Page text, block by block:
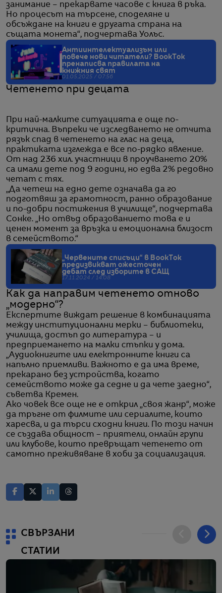
занимание – прекарвате часове с книга в ръка.
Но процесът на търсене, споделяне и
обсъждане на книги е другата страна на
същата монета“, подчертава Уолъс.
Антиинтелектуализъм или
повече нови читатели? BookTok
пренаписва правилата на
книжния свят
01.05.2025 / 07:56
Четенето при децата
При най-малките ситуацията е още по-
критична. Въпреки че изследването не отчита
рязък спад в четенето на глас на деца,
практиката изглежда е все по-рядко явление.
От над 236 хил. участници в проучването 20%
са имали дете под 9 години, но едва 2% редовно
четат с тях.
„Да четеш на едно дете означава да го
подготвяш за грамотност, ранно образование
и по-добри постижения в училище“, подчертава
Сонке. „Но отвъд образованието това е и
ценен момент за връзка и емоционална близост
в семейството.“
„Червените списъци“ в BookTok
предизвикват ожесточен
дебат след изборите в САЩ
17.11.2024 / 14:08
Как да направим четенето отново
„модерно“?
Експертите виждат решение в комбинацията
между институционални мерки – библиотеки,
училища, достъп до литература – и
предприемането на малки стъпки у дома.
„Аудиокнигите или електронните книги са
напълно приемливи. Важното е да има време,
прекарано без устройства, когато
семейството може да седне и да чете заедно“,
съветва Кремен.
Ако човек все още не е открил „своя жанр“, може
да тръгне от филмите или сериалите, които
харесва, и да търси сходни книги. По този начин
се създава общност – приятели, онлайн групи
или клубове, които превръщат четенето от
самотно преживяване в хоби за социализация.
СВЪРЗАНИ
СТАТИИ